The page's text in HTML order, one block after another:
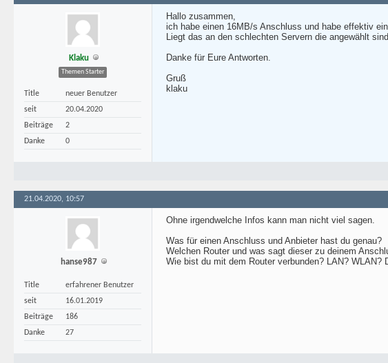
Klaku
Themen Starter
Title
neuer Benutzer
seit
20.04.2020
Beiträge
2
Danke
0
Hallo zusammen,
ich habe einen 16MB/s Anschluss und habe effektiv
Liegt das an den schlechten Servern die angewählt
Danke für Eure Antworten.
Gruß
klaku
21.04.2020, 10:57
hanse987
Title
erfahrener Benutzer
seit
16.01.2019
Beiträge
186
Danke
27
Ohne irgendwelche Infos kann man nicht viel sagen.
Was für einen Anschluss und Anbieter hast du genau?
Welchen Router und was sagt dieser zu deinem
Wie bist du mit dem Router verbunden? LAN? WLAN?